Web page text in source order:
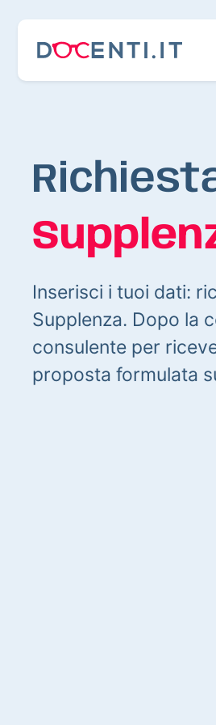
Inserisci i tuoi dati:
Supplenza. Dopo la
consulente per
proposta formulata